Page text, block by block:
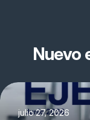
Nuevo
julio 27, 2026